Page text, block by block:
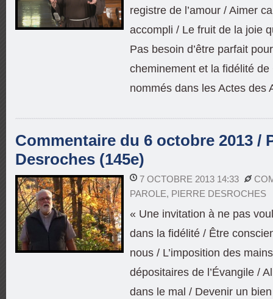
registre de l’amour / Aimer
accompli / Le fruit de la joie
Pas besoin d’être parfait
cheminement et la fidélité
nommés dans les Actes des
Commentaire du 6 octobre 2013 /
Desroches (145e)
7 OCTOBRE 2013 14:33
PAROLE, PIERRE DESROCHES
« Une invitation à ne pas
dans la fidélité / Être
nous / L’imposition des
dépositaires de l’Évangile /
dans le mal / Devenir un